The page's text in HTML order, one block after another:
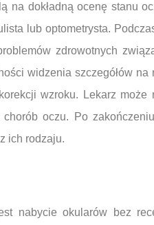
na dokładną ocenę stanu
lub optometrysta.
zdrowotnych
widzenia szczegółów na
wzroku. Lekarz może
oczu. Po
ich rodzaju.
nabycie okularów bez